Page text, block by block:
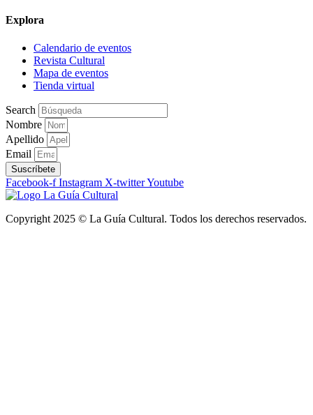
Explora
Calendario de eventos
Revista Cultural
Mapa de eventos
Tienda virtual
Search
Nombre
Apellido
Email
Suscríbete
Facebook-f Instagram X-twitterYoutube
Copyright 2025 © La Guía Cultural. Todos los derechos reservados.